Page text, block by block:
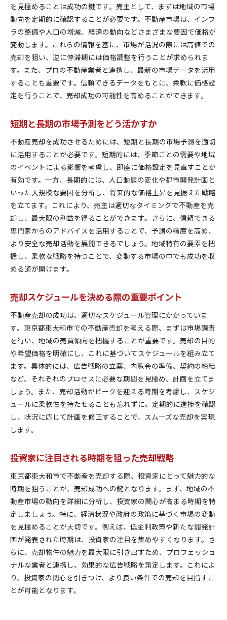
を見極めることは成功の鍵です。売主として、まずは地域の市場
動向を定期的に確認することが必要です。不動産市場は、インフ
ラの整備や人口の増減、経済の動向などさまざまな要因で価格が
変動します。これらの情報を基に、市場が活況の際には高値での
売却を狙い、逆に停滞期には価格調整を行うことが求められま
す。また、プロの不動産業者と連携し、最新の市場データを活用
することも重要です。信頼できるデータをもとに、柔軟に価格設
定を行うことで、売却成功の可能性を高めることができます。
短期と長期の市場予測をどう活かすか
不動産売却を成功させるためには、短期と長期の市場予測を適切
に活用することが必要です。短期的には、季節ごとの需要や地域
のイベントによる影響を考慮し、即座に価格設定を見直すことが
有効です。一方、長期的には、人口動態の変化や都市開発計画と
いった大規模な要因を分析し、将来的な価格上昇を見据えた戦略
を立てます。これにより、売主は適切なタイミングで不動産を売
却し、最大限の利益を得ることができます。さらに、信頼できる
専門家からのアドバイスを活用することで、予測の精度を高め、
より安全な売却活動を展開できるでしょう。地域特有の要素を把
握し、柔軟な戦略を持つことで、変動する市場の中でも成功を収
める道が開けます。
売却スケジュールを決める際の重要ポイント
不動産売却の成功は、適切なスケジュール管理にかかっていま
す。東京都東大和市での不動産売却を考える際、まずは市場調査
を行い、地域の売買傾向を把握することが重要です。売却の目的
や希望価格を明確にし、これに基づいてスケジュールを組み立て
ます。具体的には、広告戦略の立案、内覧会の準備、契約の締結
など、それぞれのプロセスに必要な期間を見極め、計画を立てま
しょう。また、売却活動がピークを迎える時期を考慮し、スケジ
ュールに柔軟性を持たせることも忘れずに。定期的に進捗を確認
し、状況に応じて計画を修正することで、スムーズな売却を実現
します。
投資家に注目される時期を狙った売却戦略
東京都東大和市で不動産を売却する際、投資家にとって魅力的な
時期を狙うことが、売却成功への鍵となります。まず、地域の不
動産市場の動向を詳細に分析し、投資家の関心が高まる時期を特
定しましょう。特に、経済状況や政府の政策に基づく市場の変動
を見極めることが大切です。例えば、低金利政策や新たな開発計
画が発表された時期は、投資家の注目を集めやすくなります。さ
らに、売却物件の魅力を最大限に引き出すため、プロフェッショ
ナルな業者と連携し、効果的な広告戦略を策定します。これによ
り、投資家の関心を引きつけ、より良い条件での売却を目指すこ
とが可能となります。